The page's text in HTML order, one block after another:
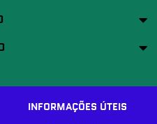
INFORMAÇÕES ÚTEIS